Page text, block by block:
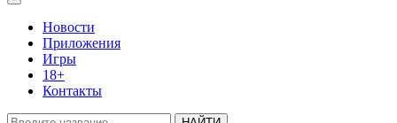
Toggle
navigationНовости
Приложения
Игры
18+
Контакты